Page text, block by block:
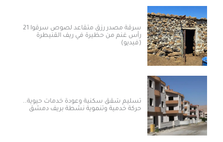
سرقة مصدر رزق متقاعد لصوص سرقوا 21
رأس غنم من حظيرة في ريف القنيطرة
(فيديو)
تسليم شقق سكنية وعودة خدمات حيوية..
حركة خدمية وتنموية نشطة بريف دمشق